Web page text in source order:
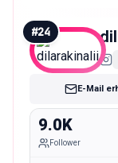
#24
E-Mail
9.0K
Follower